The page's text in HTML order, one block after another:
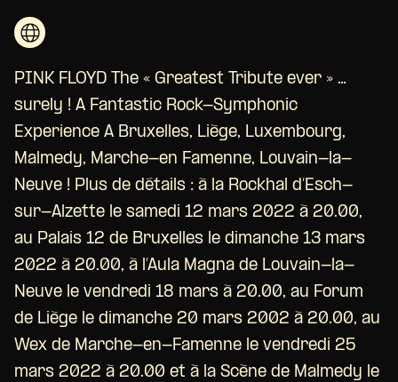
PINK FLOYD The « Greatest Tribute ever » …
surely ! A Fantastic Rock-Symphonic
Experience A Bruxelles, Liège, Luxembourg,
Malmedy, Marche-en Famenne, Louvain-la-
Neuve ! Plus de détails : à la Rockhal d’Esch-
sur-Alzette le samedi 12 mars 2022 à 20.00,
au Palais 12 de Bruxelles le dimanche 13 mars
2022 à 20.00, à l’Aula Magna de Louvain-la-
Neuve le vendredi 18 mars à 20.00, au Forum
de Liège le dimanche 20 mars 2002 à 20.00, au
Wex de Marche-en-Famenne le vendredi 25
mars 2022 à 20.00 et à la Scène de Malmedy le